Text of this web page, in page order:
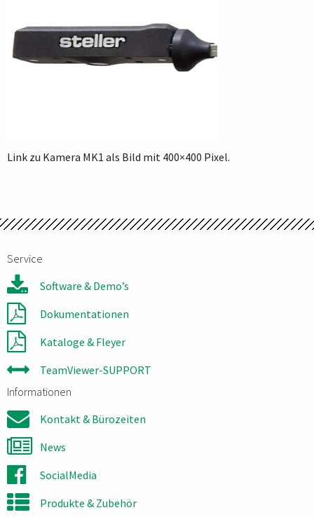
Link zu Kamera MK1 als Bild mit 400×400 Pixel.
Service
Software & Demo’s
Dokumentationen
Kataloge & Fleyer
TeamViewer-SUPPORT
Informationen
Kontakt & Bürozeiten
News
SocialMedia
Produkte & Zubehör